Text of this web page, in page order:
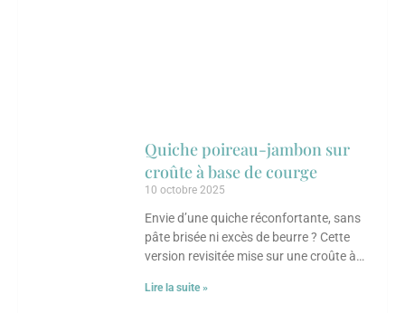
Quiche poireau-jambon sur
croûte à base de courge
10 octobre 2025
Envie d’une quiche réconfortante, sans
pâte brisée ni excès de beurre ? Cette
version revisitée mise sur une croûte à
Lire la suite »